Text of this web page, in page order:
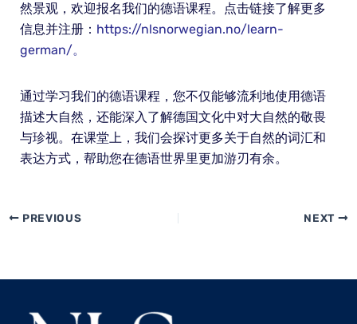
然景观，欢迎报名我们的德语课程。点击链接了解更多
信息并注册： https://nlsnorwegian.no/learn-
german/。
通过学习我们的德语课程，您不仅能够流利地使用德语
描述大自然，还能深入了解德国文化中对大自然的敬畏
与珍视。在课堂上，我们会探讨更多关于自然的词汇和
表达方式，帮助您在德语世界里更加游刃有余。
PREVIOUS NEXT